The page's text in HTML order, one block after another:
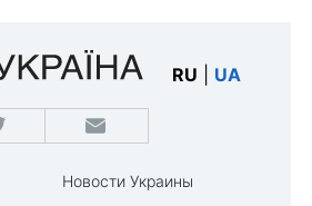
RU UA
Новости Украины